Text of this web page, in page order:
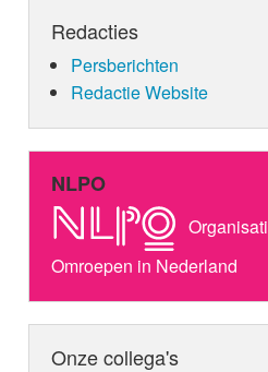
Redacties
Persberichten
Redactie Website
NLPO
Omroepen in Nederland
Onze collega's